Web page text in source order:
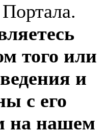
того или
и
с его
на нашем